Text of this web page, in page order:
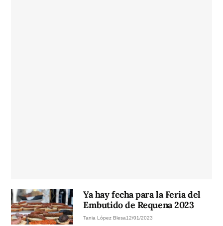
Ya hay fecha para la Feria del
Embutido de Requena 2023
Tania López Blesa12/01/2023